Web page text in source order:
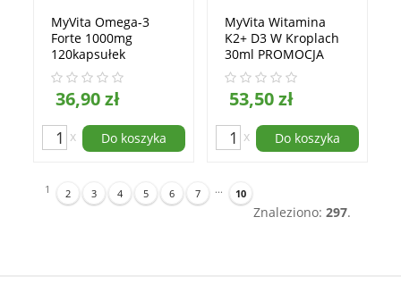
MyVita Omega-3
Forte 1000mg
120kapsułek
36,90 zł
x Do koszyka
MyVita Witamina
K2+ D3 W Kroplach
30ml PROMOCJA
53,50 zł
x Do koszyka
1 2 3 4 5 6 7 ... 10
Znaleziono: 297.